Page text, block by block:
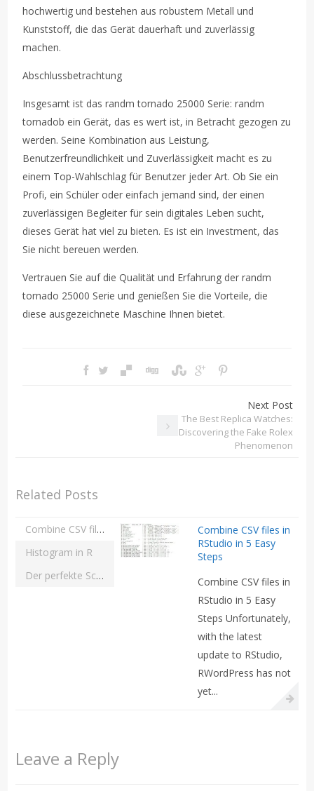
hochwertig und bestehen aus robustem Metall und
Kunststoff, die das Gerät dauerhaft und zuverlässig
machen.
Abschlussbetrachtung
Insgesamt ist das randm tornado 25000 Serie: randm
tornadob ein Gerät, das es wert ist, in Betracht gezogen zu
werden. Seine Kombination aus Leistung,
Benutzerfreundlichkeit und Zuverlässigkeit macht es zu
einem Top-Wahlschlag für Benutzer jeder Art. Ob Sie ein
Profi, ein Schüler oder einfach jemand sind, der einen
zuverlässigen Begleiter für sein digitales Leben sucht,
dieses Gerät hat viel zu bieten. Es ist ein Investment, das
Sie nicht bereuen werden.
Vertrauen Sie auf die Qualität und Erfahrung der randm
tornado 25000 Serie und genießen Sie die Vorteile, die
diese ausgezeichnete Maschine Ihnen bietet.
Next Post
The Best Replica Watches:
Discovering the Fake Rolex
Phenomenon
Related Posts
Combine CSV files in RStudio in 5 Easy Steps
Histogram in R
Der perfekte Schutz für dein iPhone 12: Die besten Hülle-Optionen
Combine CSV files in
RStudio in 5 Easy
Steps
Combine CSV files in
RStudio in 5 Easy
Steps Unfortunately,
with the latest
update to RStudio,
RWordPress has not
yet...
Leave a Reply